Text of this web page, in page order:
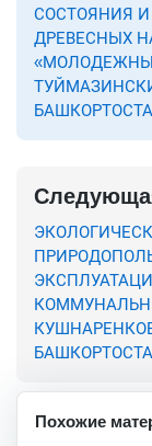
СОСТОЯНИЯ
ДРЕВЕСНЫХ
Похожие